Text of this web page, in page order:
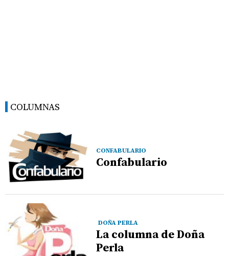
COLUMNAS
CONFABULARIO
Confabulario
DOÑA PERLA
La columna de Doña
Perla